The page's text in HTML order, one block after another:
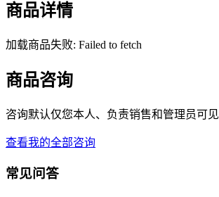
商品详情
加载商品失败: Failed to fetch
商品咨询
咨询默认仅您本人、负责销售和管理员可见
查看我的全部咨询
常见问答